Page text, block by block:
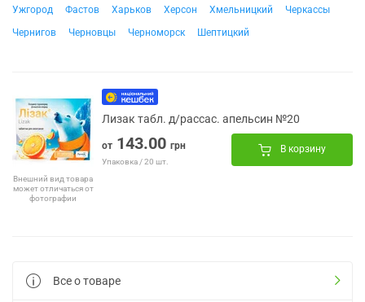
Ужгород
Фастов Харьков Херсон Хмельницкий
Черкассы
Чернигов
Черновцы Черноморск Шептицкий
Внешний вид товара
может отличаться от
фотографии
Лизак табл. д/рассас. апельсин №20
от 143.00 грн
Упаковка / 20 шт.
В корзину
Все о товаре